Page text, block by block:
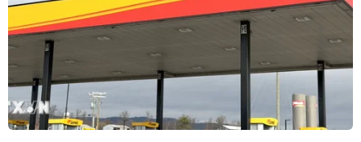
04/04/2017 02:46
Thứ trưởng Bộ Công an Bùi Văn Nam nhận định, cuộc
cách mạng công nghiệp lần thứ 4 đặt ra những hiểm
họa khôn lường về an ninh mạng,